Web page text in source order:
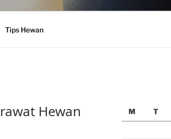
Tips Hewan
Hewan
M
T